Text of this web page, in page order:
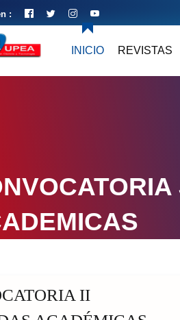
:
INICIO REVISTAS
II